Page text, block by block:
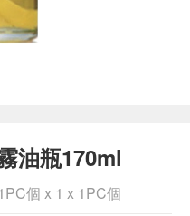
油瓶170ml
個 x 1 x 1PC個